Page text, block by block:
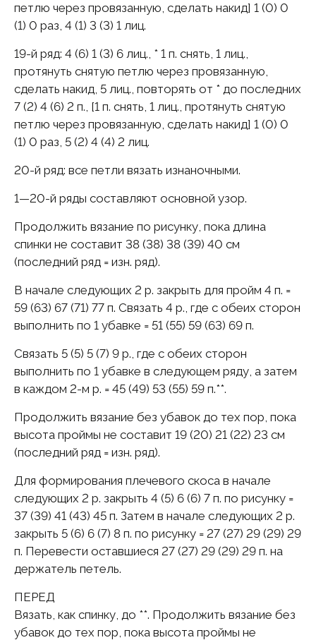
петлю через провязанную, сделать накид] 1 (0) 0
(1) 0 раз, 4 (1) 3 (3) 1 лиц.
19-й pяд: 4 (6) 1 (3) 6 лиц., * 1 п. снять, 1 лиц.,
протянуть снятую петлю через провязанную,
сделать накид, 5 лиц., повторять от * до последних
7 (2) 4 (6) 2 п., [1 п. снять, 1 лиц., протянуть снятую
петлю через провязанную, сделать накид] 1 (0) 0
(1) 0 раз, 5 (2) 4 (4) 2 лиц.
20-й pяд: все петли вязать изнаночными.
1—20-й ряды составляют основной узор.
Продолжить вязание по рисунку, пока длина
спинки не составит 38 (38) 38 (39) 40 см
(последний ряд = изн. ряд).
В начале следующих 2 p. закрыть для пройм 4 п. =
59 (63) 67 (71) 77 п. Связать 4 p., где с обеих сторон
выполнить по 1 убавке = 51 (55) 59 (63) 69 п.
Связать 5 (5) 5 (7) 9 p., где с обеих сторон
выполнить по 1 убавке в следующем ряду, а затем
в каждом 2-м р. = 45 (49) 53 (55) 59 п.**.
Продолжить вязание без убавок до тех пор, пока
высота проймы не составит 19 (20) 21 (22) 23 см
(последний ряд = изн. ряд).
Для формирования плечевого скоса в начале
следующих 2 р. закрыть 4 (5) 6 (6) 7 п. по рисунку =
37 (39) 41 (43) 45 п. Затем в начале следующих 2 р.
закрыть 5 (6) 6 (7) 8 п. по рисунку = 27 (27) 29 (29) 29
п. Перевести оставшиеся 27 (27) 29 (29) 29 п. на
держатель петель.
ПЕРЕД
Вязать, как спинку, до **. Продолжить вязание без
убавок до тех пор, пока высота проймы не